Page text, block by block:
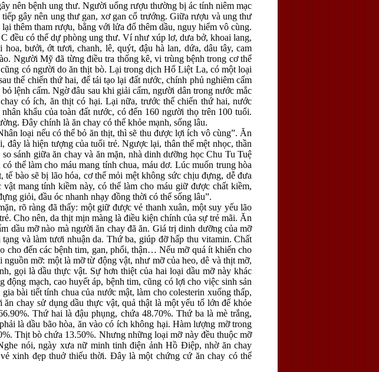
nên bệnh ung thư. Người uống rượu thường bị ác tính niêm mạc
gây nên ung thư gan, xơ gan cổ trướng. Giữa rượu và ung thư
thêm tham rượu, bằng với lửa đổ thêm dầu, nguy hiểm vô cùng.
đều có thể dự phòng ung thư. Ví như xúp lơ, dưa bở, khoai lang,
bưởi, ớt tươi, chanh, lê, quýt, đậu hà lan, dứa, dâu tây, cam
Người Mỹ đã từng điều tra thống kê, vi trùng bệnh trong cơ thể
có người do ăn thịt bò. Lại trong dịch Hổ Liệt La, có một loại
thế chiến thứ hai, để tái tạo lại đất nước, chính phủ nghiêm cấm
lệnh cấm. Ngờ đâu sau khi giải cấm, người dân trong nước mắc
có ích, ăn thịt có hại. Lại nữa, trước thế chiến thứ hai, nước
khẩu của toàn đất nước, có đến 160 người thọ trên 100 tuổi.
Đây chính là ăn chay có thể khỏe mạnh, sống lâu.
loại nếu có thể bỏ ăn thịt, thì sẽ thu được lợi ích vô cùng”. Ăn
là hiện tượng của tuổi trẻ. Ngược lại, thân thể mệt nhọc, thần
sánh giữa ăn chay và ăn mặn, nhà dinh dưỡng học Chu Tu Tuệ
thể làm cho máu mang tính chua, máu dơ. Lúc muốn trung hòa
bào sẽ bị lão hóa, cơ thể mỏi mệt không sức chịu đựng, dễ đưa
mang tính kiềm này, có thể làm cho máu giữ được chất kiềm,
giỏi, đầu óc nhanh nhạy đồng thời có thể sống lâu”.
rõ ràng đã thấy: một giữ được vẻ thanh xuân, một suy yếu lão
Cho nên, da thịt mịn màng là điều kiện chính của sự trẻ mãi. Ăn
dầu mỡ nào mà người ăn chay đã ăn. Giá trị dinh dưỡng của mỡ
và làm tươi nhuận da. Thứ ba, giúp đỡ hấp thu vitamin. Chất
cho đến các bệnh tim, gan, phổi, thận… Nếu mỡ quá ít khiến cho
mỡ: một là mỡ từ động vật, như mỡ của heo, dê và thịt mỡ,
gọi là dầu thực vật. Sự hơn thiệt của hai loại dầu mỡ này khác
mạch, cao huyết áp, bệnh tim, cũng có lợi cho việc sinh sản
bài tiết tính chua của nước mật, làm cho colesterin xuống thấp,
chay sử dụng dầu thực vật, quả thật là một yếu tố lớn để khỏe
Thứ hai là đậu phụng, chứa 48.70%. Thứ ba là mè trắng,
là dầu bão hòa, ăn vào có ích không hại. Hàm lượng mỡ trong
Thịt bò chứa 13.50%. Nhưng những loại mỡ này đều thuộc mỡ
nói, ngày xưa nữ minh tinh điện ảnh Hồ Điệp, nhờ ăn chay
xinh đẹp thuở thiếu thời. Đây là một chứng cứ ăn chay có thể